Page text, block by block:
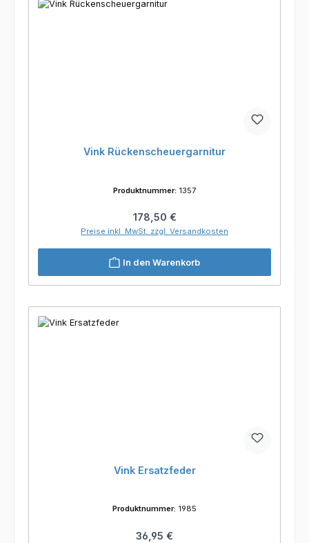
Vink Rückenscheuergarnitur
Produktnummer: 1357
Regulärer Preis:
178,50 €
Preise inkl. MwSt. zzgl. Versandkosten
In den Warenkorb
Vink Ersatzfeder
Produktnummer: 1985
Regulärer Preis:
36,95 €